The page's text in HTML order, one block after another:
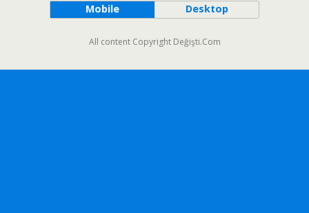
Mobile Desktop
All content Copyright Değişti.Com